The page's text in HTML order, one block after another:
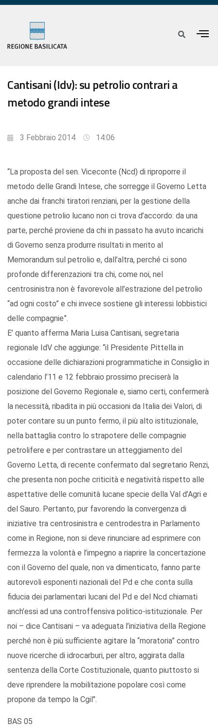
Cantisani (Idv): su petrolio contrari a
metodo grandi intese
3 Febbraio 2014 14:06
“La proposta del sen. Viceconte (Ncd) di riproporre il
metodo delle Grandi Intese, che sorregge il Governo Letta
anche dai franchi tiratori renziani, per la gestione della
questione petrolio lucano non ci trova d’accordo: da una
parte, perché proviene da chi in passato ha avuto incarichi
di Governo senza produrre risultati in merito al
Memorandum sul petrolio e, dall’altra, perché ci sono
profonde differenzazioni tra chi, come noi, nel
centrosinistra non è favorevole all’estrazione del petrolio
“ad ogni costo” e chi invece sostiene gli interessi lobbistici
delle compagnie”.
E’ quanto afferma Maria Luisa Cantisani, segretaria
regionale IdV che aggiunge: “il Presidente Pittella in
occasione delle dichiarazioni programmatiche in Consiglio in
calendario l’11 e 12 febbraio prossimo preciserà la
posizione del Governo Regionale e, siamo certi, confermerà
la necessità, ribadita in più occasioni da Italia dei Valori, di
poter contare su un punto fermo, il più alto istituzionale,
nella battaglia contro lo strapotere delle compagnie
petrolifere e per contrastare un atteggiamento del
Governo Letta, di recente confermato dal segretario Renzi,
che presenta non poche criticità e negatività rispetto alle
aspettative delle comunità lucane specie della Val d’Agri e
del Sauro. Pertanto, pur favorendo la convergenza di
iniziative tra centrosinistra e centrodestra in Parlamento
come in Regione, non si deve rinunciare ad esprimere con
fermezza la volontà e l’impegno a riaprire la concertazione
con il Governo del quale, non va dimenticato, fanno parte
autorevoli esponenti nazionali del Pd e che conta sulla
fiducia dei parlamentari lucani del Pd e del Ncd chiamati
anch’essi ad una controffensiva politico-istituzionale. Per
noi – dice Cantisani – va adeguata l’iniziativa della Regione
perché non è più sufficiente agitare la “moratoria” contro
nuove ricerche di idrocarburi, per altro, aggirata dalla
sentenza della Corte Costituzionale, quanto piuttosto si
deve riprendere la mobilitazione popolare così come
propone da tempo la Cgil".
BAS 05